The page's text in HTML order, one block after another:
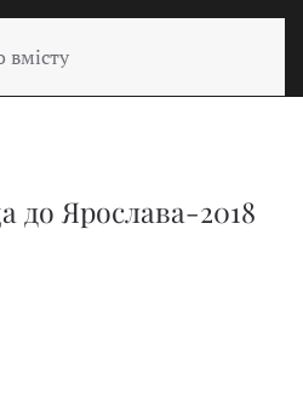
вмісту
до Ярослава-2018